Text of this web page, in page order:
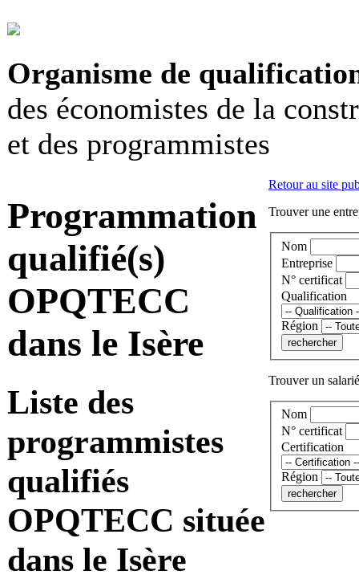
Organisme de
des économistes de la
et des programmistes
Programmation
qualifié(s)
OPQTECC
dans le Isère
Liste des
programmistes
qualifiés
OPQTECC située
dans le Isère
Retour au site
Trouver une
Nom
Entreprise
N° certificat
Qualification
Région
Trouver un
Nom
N° certificat
Certification
Région